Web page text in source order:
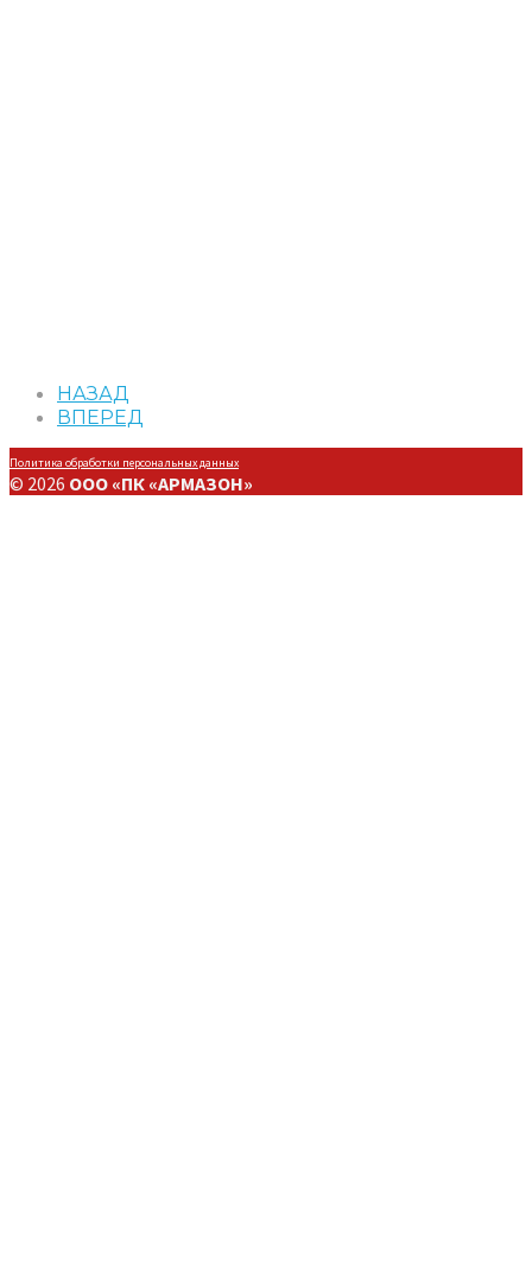
НАЗАД
ВПЕРЕД
Политика обработки персональных данных
© 2026 ООО «ПК «АРМАЗОН»